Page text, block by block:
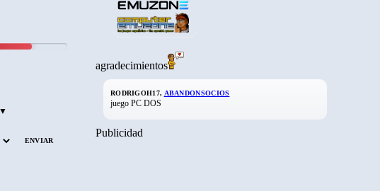
agradecimientos
RODRIGOH17, ABANDONSOCIOS
juego PC DOS
Publicidad